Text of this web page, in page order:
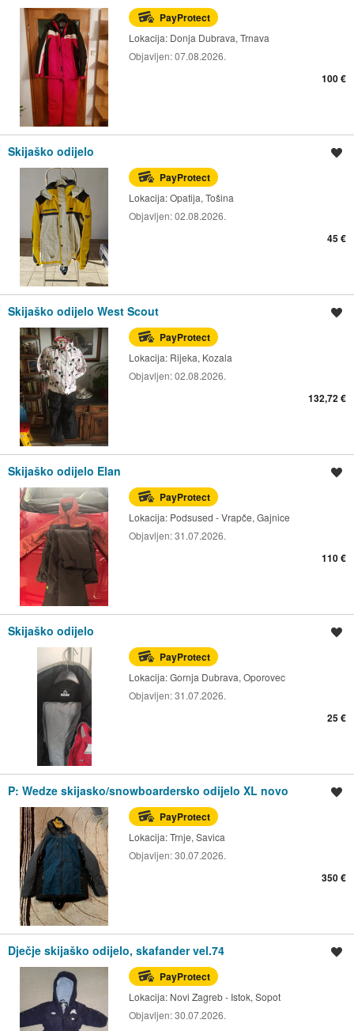
PayProtect
Lokacija: Donja Dubrava, Trnava
Objavljen:07.08.2026.
100 €
Skijaško odijelo
PayProtect
Lokacija:Opatija, Tošina
Objavljen:02.08.2026.
45 €
Skijaško odijelo West Scout
PayProtect
Lokacija: Rijeka, Kozala
Objavljen:02.08.2026.
132,72 €
Skijaško odijelo Elan
PayProtect
Lokacija: Podsused - Vrapče, Gajnice
Objavljen:31.07.2026.
110 €
Skijaško odijelo
PayProtect
Lokacija:Gornja Dubrava, Oporovec
Objavljen:31.07.2026.
25 €
P: Wedze skijasko/snowboardersko odijelo XL novo
PayProtect
Lokacija:Trnje, Savica
Objavljen:30.07.2026.
350 €
Dječje skijaško odijelo, skafander vel.74
PayProtect
Lokacija: Novi Zagreb - Istok, Sopot
Objavljen:30.07.2026.